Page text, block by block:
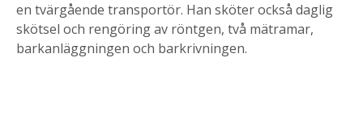
en tvärgående transportör. Han sköter också daglig
skötsel och rengöring av röntgen, två mätramar,
barkanläggningen och barkrivningen.